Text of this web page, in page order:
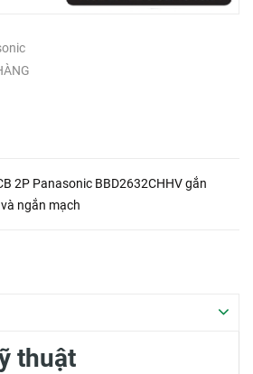
2P Panasonic BBD2632CHHV gắn
ngắn mạch
thuật